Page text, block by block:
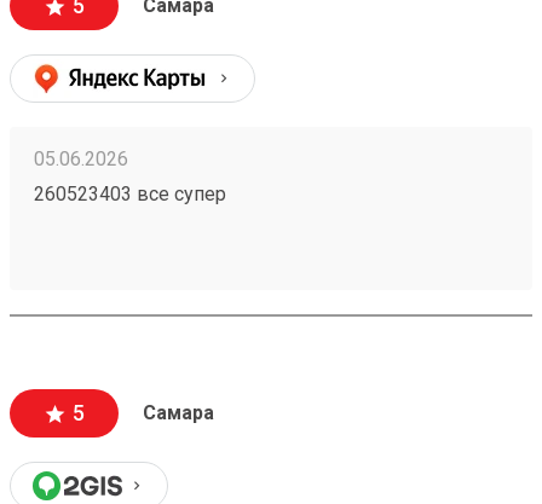
Есть люди которые тоже работают по пятидневке
Сделайте выходные воскресенье-понедельник. В
субботу многим будет очень удобно забирать
5 Самара
05.06.2026
260523403 все супер
5 Самара